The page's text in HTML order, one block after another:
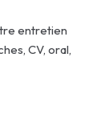
entretien
CV, oral,